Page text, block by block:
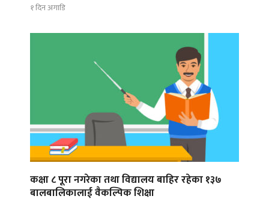
१ दिन अगाडि
कक्षा ८ पूरा नगरेका तथा विद्यालय बाहिर रहेका १३७
बालबालिकालाई वैकल्पिक शिक्षा